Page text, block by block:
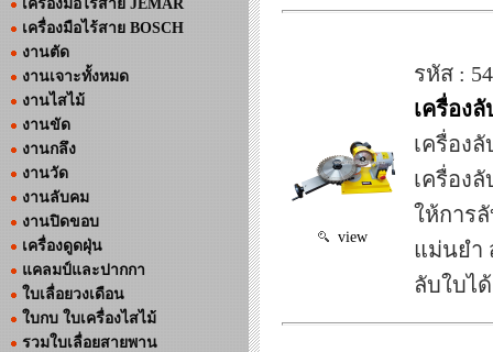
เครื่องมือไร้สาย JEMAR
เครื่องมือไร้สาย BOSCH
งานตัด
งานเจาะทั้งหมด
งานไสไม้
งานขัด
งานกลึง
งานวัด
งานลับคม
งานปิดขอบ
เครื่องดูดฝุ่น
แคลมป์และปากกา
ใบเลื่อยวงเดือน
ใบกบ ใบเครื่องไสไม้
รวมใบเลื่อยสายพาน
view
รหัส :
เครื่อง
เครื่อง
เครื่อง
ให้การ
แม่นยำ
ลับใบไ